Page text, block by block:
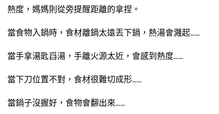
熱度，媽媽則從旁提醒距離的拿捏。
當食物入鍋時，食材離鍋太遠丟下鍋，熱湯會濺起……
當手拿湯匙舀湯，手離火源太近，會感到熱度……
當下刀位置不對，食材很難切成形……
當鍋子沒握好，食物會翻出來……